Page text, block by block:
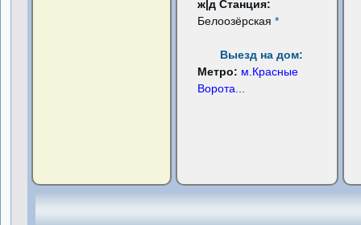
ж|д Станция:
Белоозёрская*
Выезд на дом:
Метро: м.Красные
Ворота